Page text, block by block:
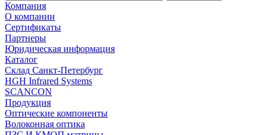
Компания
О компании
Сертификаты
Партнеры
Юридическая информация
Каталог
Cклад Санкт-Петербург
HGH Infrared Systems
SCANCON
Продукция
Оптические компоненты
Волоконная оптика